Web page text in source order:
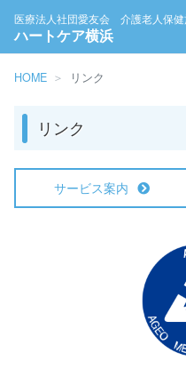
医療法人社団愛友会 介護老人保健
ハートケア横浜
HOME リンク
リンク
サービス案内